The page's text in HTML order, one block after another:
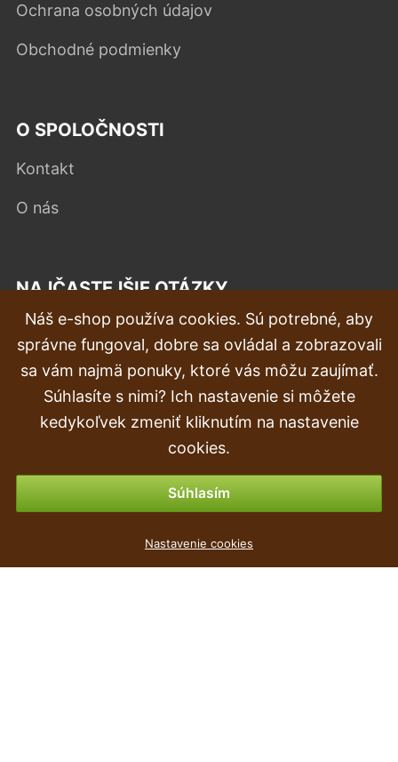
Ochrana osobných údajov
Obchodné podmienky
O SPOLOČNOSTI
Kontakt
O nás
NAJČASTEJŠIE OTÁZKY
Reklamácia
Doprava a doručenie
Objednávka
Vrátenie tovaru & vrátenie peňazí
Náš e-shop používa cookies. Sú potrebné, aby
správne fungoval, dobre sa ovládal a zobrazovali
sa vám najmä ponuky, ktoré vás môžu zaujímať.
Súhlasíte s nimi? Ich nastavenie si môžete
kedykoľvek zmeniť kliknutím na nastavenie
cookies.
Súhlasím
Nastavenie cookies